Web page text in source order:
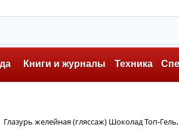
Книги и журналы Техника
Глазурь желейная (гляссаж) Шоколад Топ-Гель,